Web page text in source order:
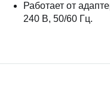
Работает от
240 В, 50/60 Гц.